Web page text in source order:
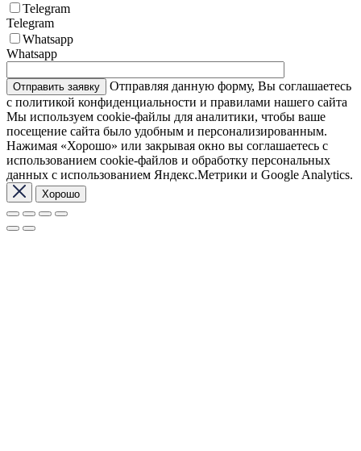
Telegram
Telegram
Whatsapp
Whatsapp
Отправляя данную форму, Вы соглашаетесь
с политикой конфиденциальности и правилами нашего сайта
Мы используем cookie-файлы для аналитики, чтобы ваше
посещение сайта было удобным и персонализированным.
Нажимая «Хорошо» или закрывая окно вы соглашаетесь с
использованием cookie-файлов и обработку персональных
данных с использованием Яндекс.Метрики и Google Analytics.
Хорошо